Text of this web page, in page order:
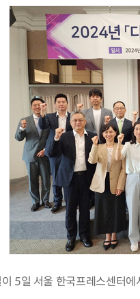
5일 서울 한국프레스센터